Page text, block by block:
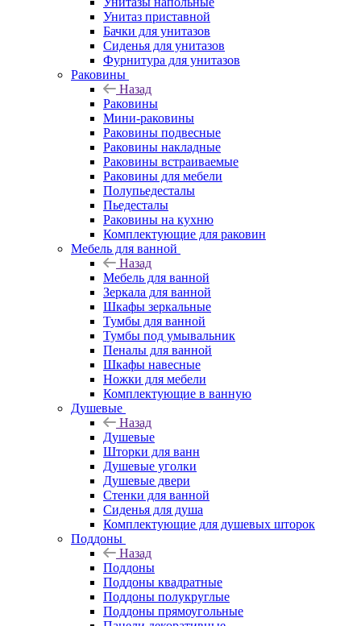
Унитаз приставной
Бачки для унитазов
Сиденья для унитазов
Фурнитура для унитазов
Раковины
Назад
Раковины
Мини-раковины
Раковины подвесные
Раковины накладные
Раковины встраиваемые
Раковины для мебели
Полупьедесталы
Пьедесталы
Раковины на кухню
Комплектующие для раковин
Мебель для ванной
Назад
Мебель для ванной
Зеркала для ванной
Шкафы зеркальные
Тумбы для ванной
Тумбы под умывальник
Пеналы для ванной
Шкафы навесные
Ножки для мебели
Комплектующие в ванную
Душевые
Назад
Душевые
Шторки для ванн
Душевые уголки
Душевые двери
Стенки для ванной
Сиденья для душа
Комплектующие для душевых шторок
Поддоны
Назад
Поддоны
Поддоны квадратные
Поддоны полукруглые
Поддоны прямоугольные